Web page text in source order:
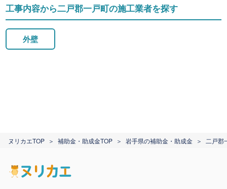
工事内容から二戸郡一戸町の施工業者を探す
外壁
ヌリカエTOP 補助金・助成金TOP 岩手県の補助金・助成金 二戸郡